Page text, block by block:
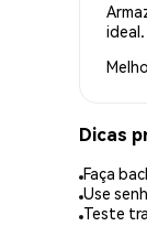
ideal.
Dicas
Faça
Use
Teste